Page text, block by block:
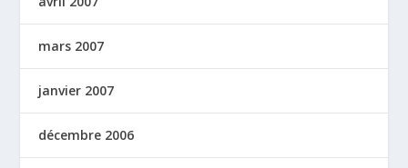
mars 2007
janvier 2007
décembre 2006